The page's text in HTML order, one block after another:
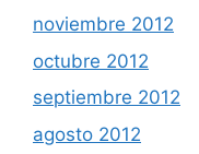
noviembre 2012
octubre 2012
septiembre 2012
agosto 2012